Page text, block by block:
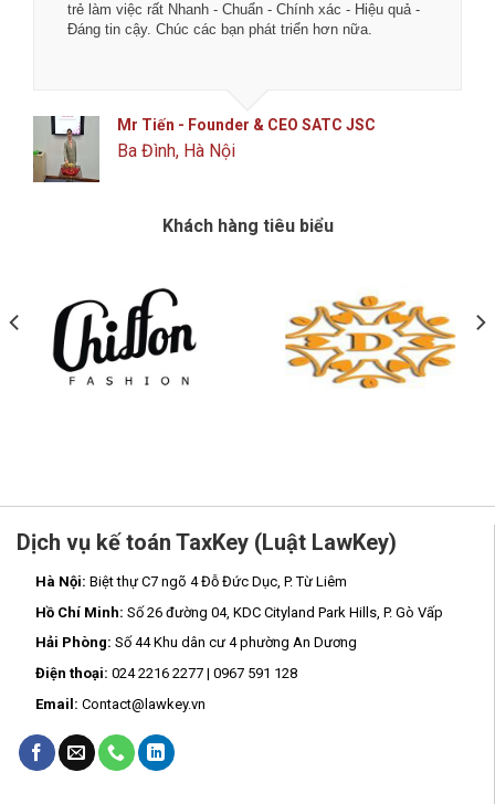
trẻ làm việc rất Nhanh - Chuẩn - Chính xác - Hiệu quả -
Đáng tin cậy. Chúc các bạn phát triển hơn nữa.
Mr Tiến - Founder & CEO SATC JSC
Ba Đình, Hà Nội
Khách hàng tiêu biểu
Dịch vụ kế toán TaxKey (Luật LawKey)
Hà Nội: Biệt thự C7 ngõ 4 Đỗ Đức Dục, P. Từ Liêm
Hồ Chí Minh: Số 26 đường 04, KDC Cityland Park Hills, P. Gò Vấp
Hải Phòng: Số 44 Khu dân cư 4 phường An Dương
Điện thoại: 024 2216 2277 | 0967 591 128
Email: Contact@lawkey.vn